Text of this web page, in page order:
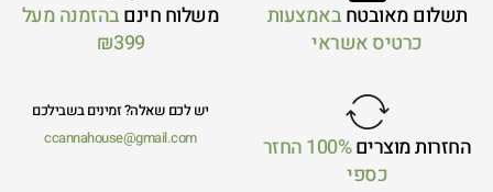
תשלום מאובטחבאמצעות
כרטיס אשראי
משלוח חינםבהזמנה מעל
₪399
החזרות מוצרים
100% החזר
כספי
יש לכם שאלה? זמינים בשבילכם
ccannahouse@gmail.com